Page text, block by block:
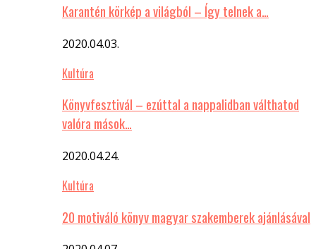
Karantén körkép a világból – Így telnek a…
2020.04.03.
Kultúra
Könyvfesztivál – ezúttal a nappalidban válthatod
valóra mások…
2020.04.24.
Kultúra
20 motiváló könyv magyar szakemberek ajánlásával